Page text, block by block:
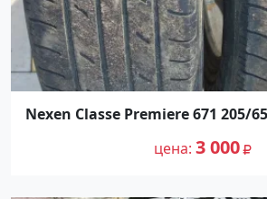
Nexen Classe Premiere 671 205/
цена 3 000